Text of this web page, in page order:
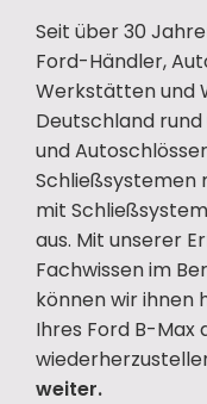
Seit über 30
Ford-Händler,
Werkstätten und
Deutschland
und
Schließsystemen
mit
aus. Mit unserer
Fachwissen im
können wir ihnen
Ihres Ford B-Max
weiter.